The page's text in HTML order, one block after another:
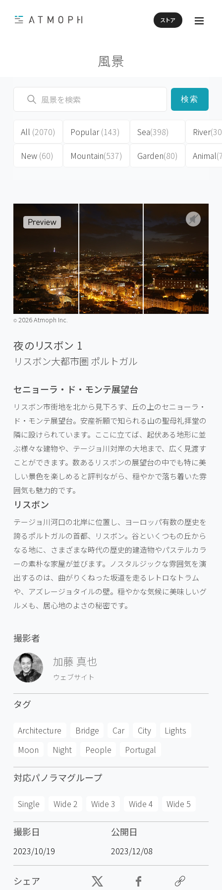
ストア
風景
検索
All (2070)
New (60)
Popular(143)
Mountain(537)
Sea(398)
Garden(80)
River
Animal
©️2026 Atmoph Inc.
夜のリスボン 1
リスボン大都市圏 ポルトガル
セニョーラ・ド・モンテ展望台
リスボン市街地を北から見下ろす、丘の上のセニョーラ・
ド・モンテ展望台。安産祈願で知られる山の聖母礼拝堂の
隣に設けられています。ここに立てば、起伏ある地形に並
ぶ様々な建物や、テージョ川対岸の大地まで、広く見渡す
ことができます。数あるリスボンの展望台の中でも特に美
しい景色を楽しめると評判ながら、穏やかで落ち着いた雰
囲気も魅力的です。
リスボン
テージョ川河口の北岸に位置し、ヨーロッパ有数の歴史を
誇るポルトガルの首都、リスボン。谷といくつもの丘から
なる地に、さまざまな時代の歴史的建造物やパステルカラ
ーの素朴な家屋が並びます。ノスタルジックな雰囲気を演
出するのは、曲がりくねった坂道を走るレトロなトラム
や、アズレージョタイルの壁。穏やかな気候に美味しいグ
ルメも、居心地のよさの秘密です。
撮影者
加藤 真也
ウェブサイト
タグ
Architecture Bridge Car City
Lights
Moon
Night People Portugal
対応パノラマグループ
Single Wide 2 Wide 3 Wide 4 Wide 5
撮影日
2023/10/19
公開日
2023/12/08
シェア